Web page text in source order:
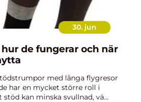
30. jun
med långa flygresor
har en mycket större roll i
stöd kan minska svullnad, vä...